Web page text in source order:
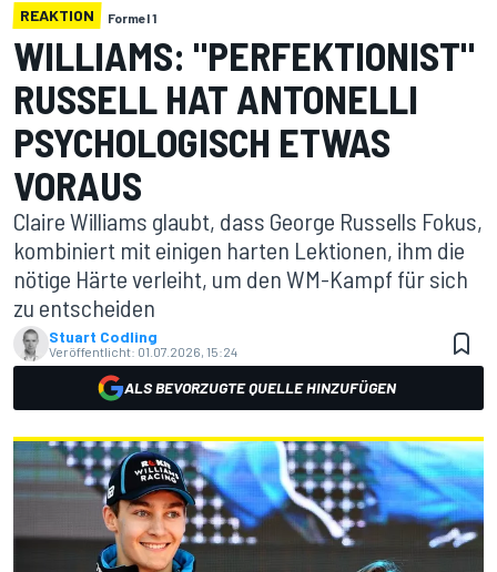
REAKTION Formel 1
WILLIAMS: "PERFEKTIONIST"
RUSSELL HAT ANTONELLI
PSYCHOLOGISCH ETWAS
VORAUS
Claire Williams glaubt, dass George Russells Fokus,
kombiniert mit einigen harten Lektionen, ihm die
nötige Härte verleiht, um den WM-Kampf für sich
zu entscheiden
Stuart Codling
Veröffentlicht: 01.07.2026, 15:24
ALS BEVORZUGTE QUELLE HINZUFÜGEN